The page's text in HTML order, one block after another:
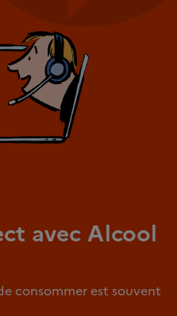
avec Alcool
consommer est souvent